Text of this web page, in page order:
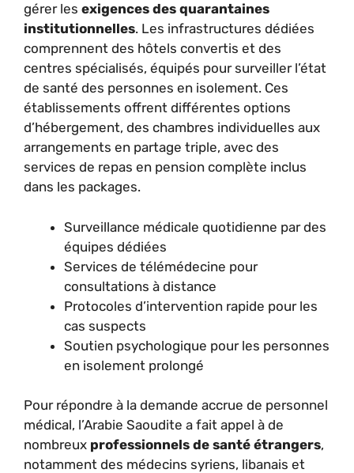
gérer les exigences des quarantaines
institutionnelles. Les infrastructures dédiées
comprennent des hôtels convertis et des
centres spécialisés, équipés pour surveiller l’état
de santé des personnes en isolement. Ces
établissements offrent différentes options
d’hébergement, des chambres individuelles aux
arrangements en partage triple, avec des
services de repas en pension complète inclus
dans les packages.
Surveillance médicale quotidienne par des
équipes dédiées
Services de télémédecine pour
consultations à distance
Protocoles d’intervention rapide pour les
cas suspects
Soutien psychologique pour les personnes
en isolement prolongé
Pour répondre à la demande accrue de personnel
médical, l’Arabie Saoudite a fait appel à de
nombreux professionnels de santé étrangers,
notamment des médecins syriens, libanais et